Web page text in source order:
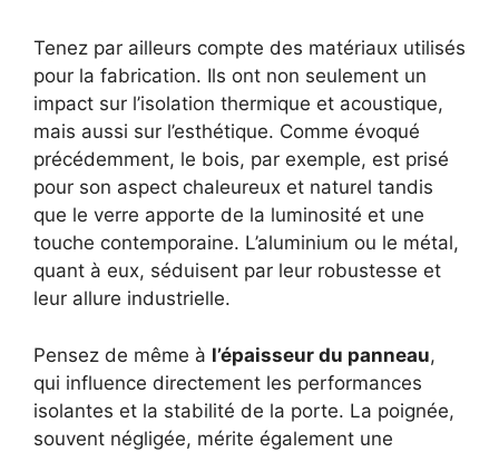
Tenez par ailleurs compte des matériaux utilisés
pour la fabrication. Ils ont non seulement un
impact sur l’isolation thermique et acoustique,
mais aussi sur l’esthétique. Comme évoqué
précédemment, le bois, par exemple, est prisé
pour son aspect chaleureux et naturel tandis
que le verre apporte de la luminosité et une
touche contemporaine. L’aluminium ou le métal,
quant à eux, séduisent par leur robustesse et
leur allure industrielle.
Pensez de même à l’épaisseur du panneau,
qui influence directement les performances
isolantes et la stabilité de la porte. La poignée,
souvent négligée, mérite également une